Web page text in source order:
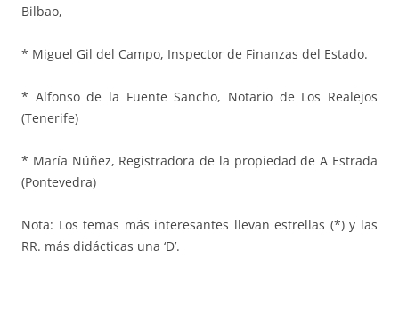
Bilbao,
* Miguel Gil del Campo, Inspector de Finanzas del Estado.
* Alfonso de la Fuente Sancho, Notario de Los Realejos
(Tenerife)
* María Núñez, Registradora de la propiedad de A Estrada
(Pontevedra)
Nota: Los temas más interesantes llevan estrellas (*) y las
RR. más didácticas una ‘D’.